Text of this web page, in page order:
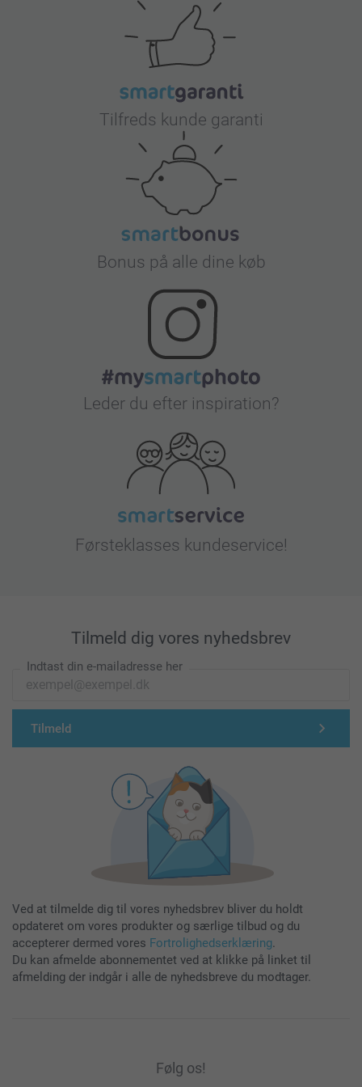
Tilfreds kunde garanti
Bonus på alle dine køb
Leder du efter inspiration?
Førsteklasses kundeservice!
Tilmeld dig vores nyhedsbrev
Indtast din e-mailadresse her
Tilmeld
Ved at tilmelde dig til vores nyhedsbrev bliver du holdt
opdateret om vores produkter og særlige tilbud og du
accepterer dermed vores Fortrolighedserklæring.
Du kan afmelde abonnementet ved at klikke på linket til
afmelding der indgår i alle de nyhedsbreve du modtager.
Følg os!